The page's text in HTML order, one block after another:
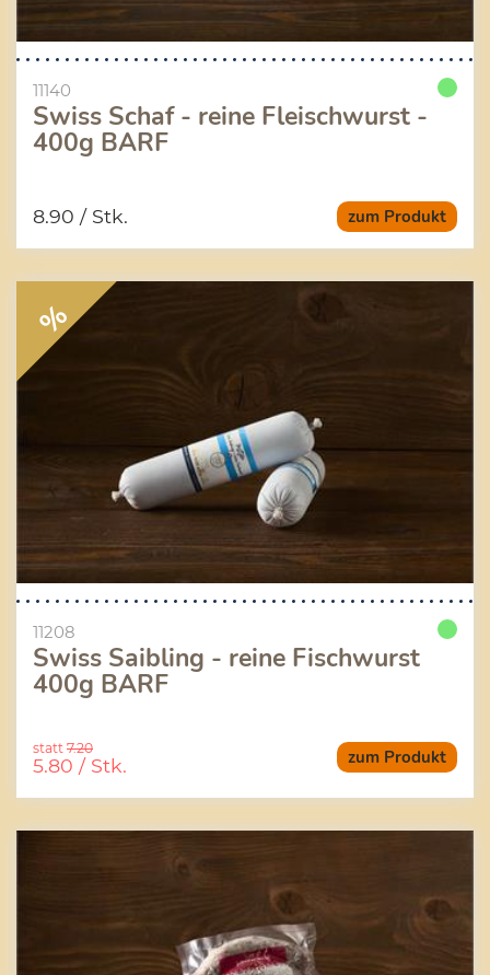
11140
Swiss Schaf - reine Fleischwurst -
400g BARF
zum Produkt
8.90 / Stk.
%
11208
Swiss Saibling - reine Fischwurst
400g BARF
zum Produkt
statt 7.20
5.80 / Stk.